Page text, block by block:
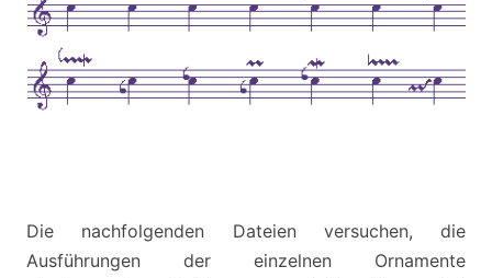
Die nachfolgenden Dateien versuchen, die
Ausführungen der einzelnen Ornamente